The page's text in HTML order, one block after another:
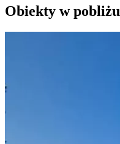
Obiekty w pobliżu